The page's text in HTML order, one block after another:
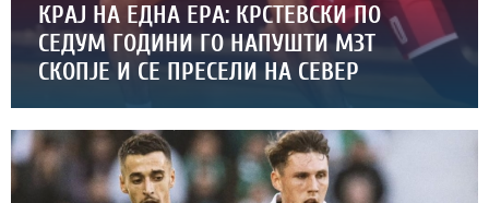
КРАЈ НА ЕДНА ЕРА: КРСТЕВСКИ ПО
СЕДУМ ГОДИНИ ГО НАПУШТИ МЗТ
СКОПЈЕ И СЕ ПРЕСЕЛИ НА СЕВЕР